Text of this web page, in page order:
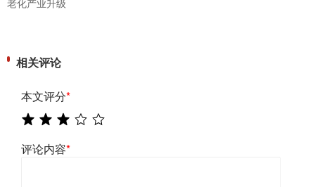
相关评论
本文评分*
评论内容*